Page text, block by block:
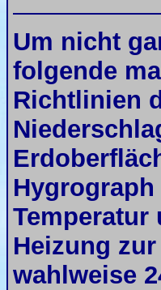
Um nicht
folgende
Richtlinien
Temperatur
Heizung
wahlweise